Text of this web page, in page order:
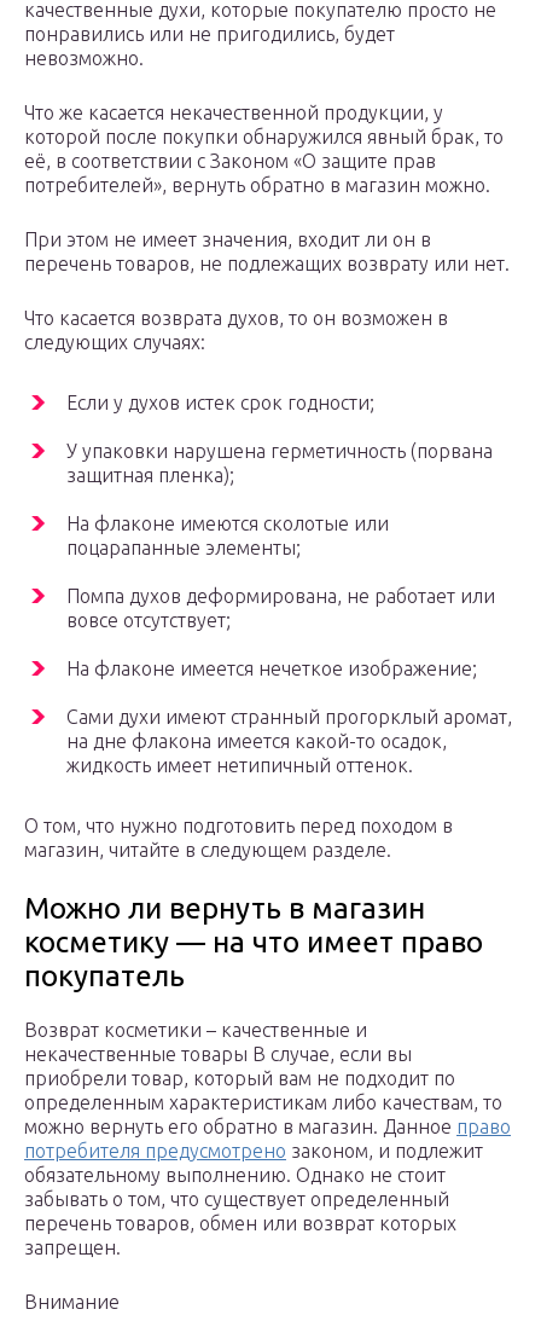
качественные духи, которые покупателю просто не
понравились или не пригодились, будет
невозможно.
Что же касается некачественной продукции, у
которой после покупки обнаружился явный брак, то
её, в соответствии с Законом «О защите прав
потребителей», вернуть обратно в магазин можно.
При этом не имеет значения, входит ли он в
перечень товаров, не подлежащих возврату или нет.
Что касается возврата духов, то он возможен в
следующих случаях:
Если у духов истек срок годности;
У упаковки нарушена герметичность (порвана
защитная пленка);
На флаконе имеются сколотые или
поцарапанные элементы;
Помпа духов деформирована, не работает или
вовсе отсутствует;
На флаконе имеется нечеткое изображение;
Сами духи имеют странный прогорклый аромат,
на дне флакона имеется какой-то осадок,
жидкость имеет нетипичный оттенок.
О том, что нужно подготовить перед походом в
магазин, читайте в следующем разделе.
Можно ли вернуть в магазин
косметику — на что имеет право
покупатель
Возврат косметики – качественные и
некачественные товары В случае, если вы
приобрели товар, который вам не подходит по
определенным характеристикам либо качествам, то
можно вернуть его обратно в магазин. Данное право
потребителя предусмотрено законом, и подлежит
обязательному выполнению. Однако не стоит
забывать о том, что существует определенный
перечень товаров, обмен или возврат которых
запрещен.
Внимание